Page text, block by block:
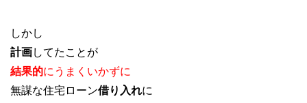
しかし
計画してたことが
結果的にうまくいかずに
無謀な住宅ローン借り入れに